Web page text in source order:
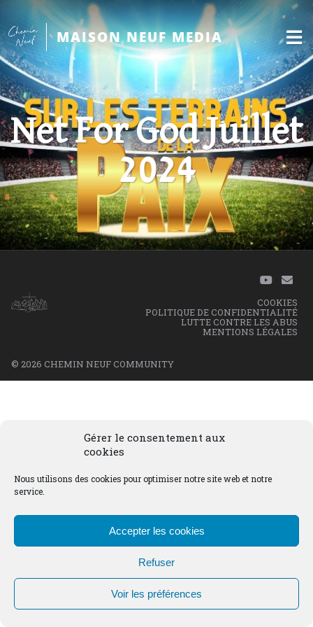
Gérer le consentement aux
cookies
Nous utilisons des cookies pour optimiser notre site web et notre
service.
Accepter les cookies
Refuser
Voir les préférences
MAISON NEUF MEDIA
Net For God Juillet
2024
© 2026 CHEMIN NEUF COMMUNITY
COOKIES
POLITIQUE DE CONFIDENTIALITÉ
LUTTE CONTRE LES ABUS
MENTIONS LÉGALES